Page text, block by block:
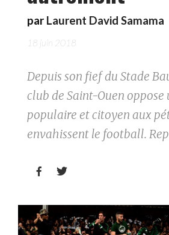
par Laurent David Samama
18 juin 2018
Depuis son fief du Stade
club de Saint-Ouen oppose
populaire et citoyen aux
envahissent le football.
 